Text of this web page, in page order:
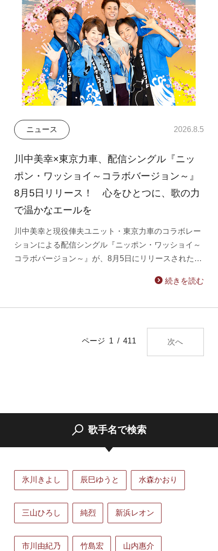
ニュース 2026.8.5
川中美幸×東京力車、配信シングル『ニッ
ポン・ワッショイ～コラボバージョン～』
8月5日リリース！ 心をひとつに、歌の力
で温かなエールを
川中美幸と現役俥夫ユニット・東京力車のコラボレー
ションによる配信シングル『ニッポン・ワッショイ～
コラボバージョン～』が、8月5日にリリースされた…
続きを読む
ページ 1 / 411 次へ
歌手名で検索
氷川きよし 辰巳ゆうと 水森かおり
三山ひろし 純烈 新浜レオン
市川由紀乃 竹島宏 山内惠介